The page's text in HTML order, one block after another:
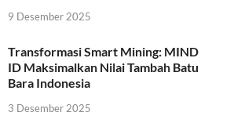
9 Desember 2025
Transformasi Smart Mining: MIND
ID Maksimalkan Nilai Tambah Batu
Bara Indonesia
3 Desember 2025